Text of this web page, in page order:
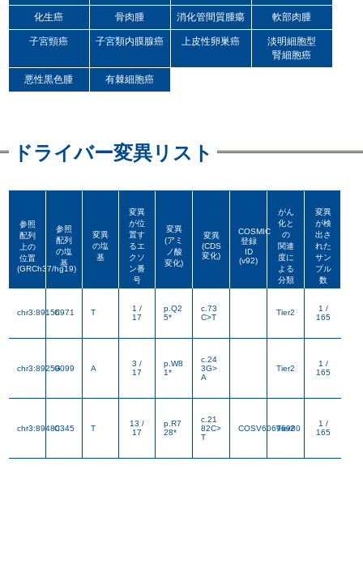
化生癌 骨肉腫 消化管間質腫瘍 軟部肉腫
子宮頸癌 子宮類内膜腺癌 上皮性卵巣癌
淡明細胞型
腎細胞癌
悪性黒色腫 有棘細胞癌
ドライバー変異リスト
参照
配列
上の
位置
(GRCh37/hg19)
参照
配列
の塩
基
変異
の塩
基
変異
が位
置す
るエ
クソ
ン番
号
変異
(アミ
ノ酸
変化)
変異
(CDS
変化)
COSMIC
登録
ID
(v92)
がん
化と
の
関連
度に
よる
分類
変異
が検
出さ
れた
サン
プル
数
配列
上の
位置
(GRCh37/hg19)
配列
の塩
基
の塩
基
が位
置す
るエ
クソ
ン番
号
(アミ
ノ酸
変化)
(CDS
変化)
ID
(v92)
化と
の
関連
度に
よる
分類
が検
出さ
れた
サン
プル
数
chr3:89156971
C T
1 /
17
p.Q2
5*
c.73
C>T
Tier2
1 /
165
chr3:89259099
G A
3 /
17
p.W8
1*
c.24
3G>
A
Tier2
1 /
165
chr3:89480345
C T
13 /
17
p.R7
28*
c.21
82C>
T
COSV60696980
Tier2
1 /
165